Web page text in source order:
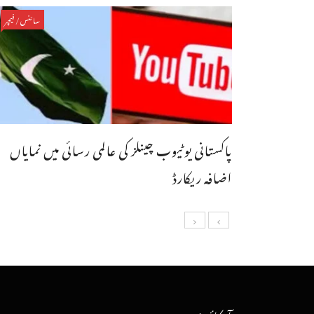
سائنس/فیچر
پاکستانی یوٹیوب چینلز کی عالمی رسائی میں نمایاں
اضافہ ریکارڈ